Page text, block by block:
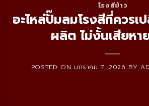
โรงสีข้าว
อะไหล่ปั๊มลมโรงสีที่ควร
ผลิต ไม่งั้นเสียหา
POSTED ON มกราคม 7, 2026 BY